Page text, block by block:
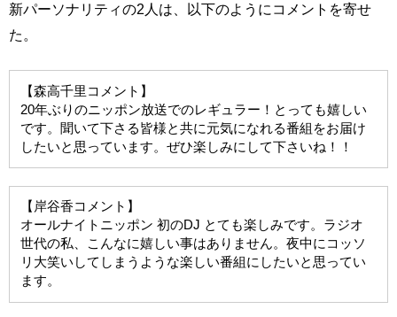
新パーソナリティの2人は、以下のようにコメントを寄せ
た。
【森高千里コメント】
20年ぶりのニッポン放送でのレギュラー！とっても嬉しい
です。聞いて下さる皆様と共に元気になれる番組をお届け
したいと思っています。ぜひ楽しみにして下さいね！！
【岸谷香コメント】
オールナイトニッポン 初のDJ とても楽しみです。ラジオ
世代の私、こんなに嬉しい事はありません。夜中にコッソ
リ大笑いしてしまうような楽しい番組にしたいと思ってい
ます。